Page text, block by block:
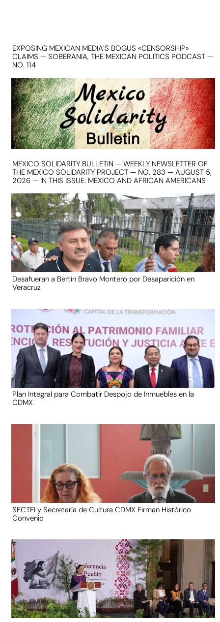
EXPOSING MEXICAN MEDIA’S BOGUS «CENSORSHIP»
CLAIMS — SOBERANIA, THE MEXICAN POLITICS PODCAST —
NO. 114
MEXICO SOLIDARITY BULLETIN — WEEKLY NEWSLETTER OF
THE MEXICO SOLIDARITY PROJECT — NO. 283 — AUGUST 5,
2026 — IN THIS ISSUE: MEXICO AND AFRICAN AMERICANS
Desafueran a Bertín Bravo Montero por Desaparición en
Veracruz
Plan Integral para Combatir Despojo de Inmuebles en la
CDMX
SECTEI y Secretaría de Cultura CDMX Firman Histórico
Convenio